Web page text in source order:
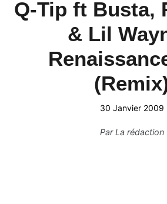
Q-Tip ft Busta,
& Lil
30 Janvier 2009
ParLa rédaction